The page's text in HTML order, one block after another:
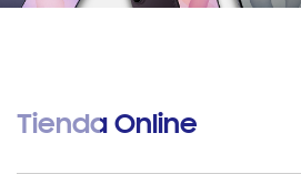
Tienda Online